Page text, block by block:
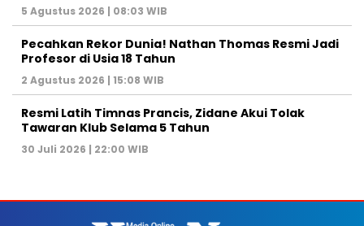
5 Agustus 2026 | 08:03 WIB
Pecahkan Rekor Dunia! Nathan Thomas Resmi Jadi
Profesor di Usia 18 Tahun
2 Agustus 2026 | 15:08 WIB
Resmi Latih Timnas Prancis, Zidane Akui Tolak
Tawaran Klub Selama 5 Tahun
30 Juli 2026 | 22:00 WIB